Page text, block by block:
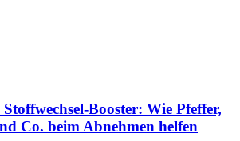
Stoffwechsel-Booster: Wie Pfeffer,
Co. beim Abnehmen helfen